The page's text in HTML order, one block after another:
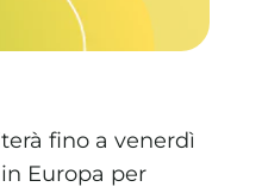
fino a venerdì
Europa per